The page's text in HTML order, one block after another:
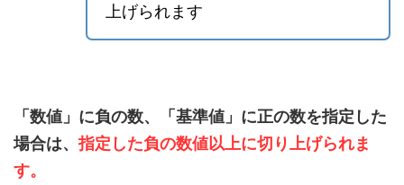
上げられます
「数値」に負の数、「基準値」に正の数を指定した
場合は、指定した負の数値以上に切り上げられま
す。